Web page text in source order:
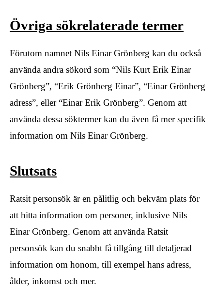
Övriga sökrelaterade termer
Förutom namnet Nils Einar Grönberg kan du också
använda andra sökord som “Nils Kurt Erik Einar
Grönberg”, “Erik Grönberg Einar”, “Einar Grönberg
adress”, eller “Einar Erik Grönberg”. Genom att
använda dessa söktermer kan du även få mer specifik
information om Nils Einar Grönberg.
Slutsats
Ratsit personsök är en pålitlig och bekväm plats för
att hitta information om personer, inklusive Nils
Einar Grönberg. Genom att använda Ratsit
personsök kan du snabbt få tillgång till detaljerad
information om honom, till exempel hans adress,
ålder, inkomst och mer.